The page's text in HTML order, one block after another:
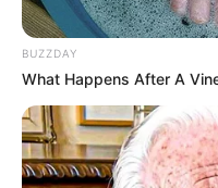
BUZZDAY
What Happens After A